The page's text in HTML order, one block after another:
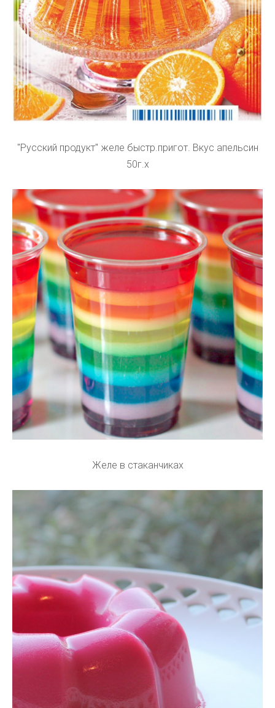
"Русский продукт" желе быстр.пригот. Вкус апельсин
50г.х
Желе в стаканчиках